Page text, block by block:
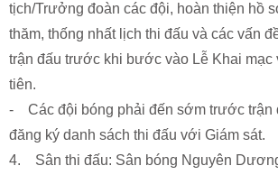
tịch/Trưởng đoàn các đội, hoàn thiện hồ
thăm, thống nhất lịch thi đấu và các vấn
trận đấu trước khi bước vào Lễ Khai mạc
tiên.
- Các đội bóng phải đến sớm trước trận
đăng ký danh sách thi đấu với Giám sát.
4. Sân thi đấu: Sân bóng Nguyên